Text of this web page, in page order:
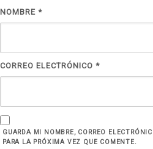
NOMBRE *
CORREO ELECTRÓNICO *
GUARDA MI NOMBRE, CORREO
PARA LA PRÓXIMA VEZ QUE COMENTE.